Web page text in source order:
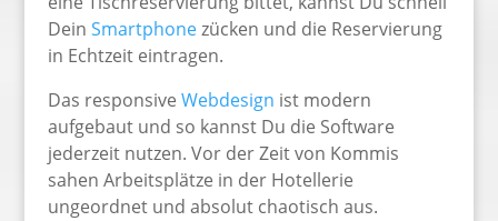
Dein Smartphonezücken und die Reservierung
in Echtzeit eintragen.
Das responsive Webdesign ist modern
aufgebaut und so kannst Du die Software
jederzeit nutzen. Vor der Zeit von Kommis
sahen Arbeitsplätze in der Hotellerie
ungeordnet und absolut chaotisch aus.